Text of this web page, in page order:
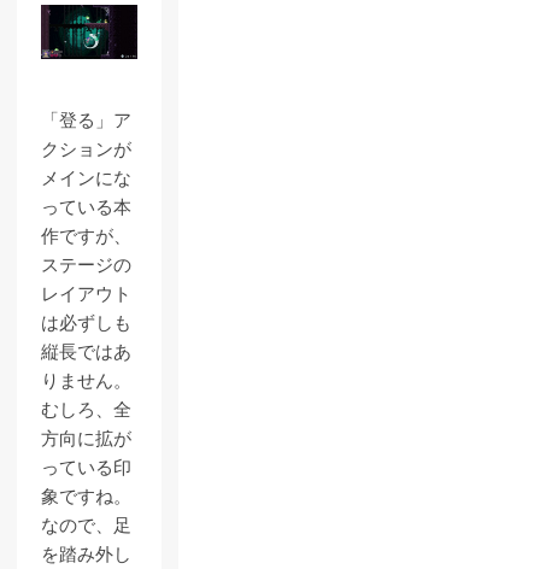
「登る」ア
クションが
メインにな
っている本
作ですが、
ステージの
レイアウト
は必ずしも
縦長ではあ
りません。
むしろ、全
方向に拡が
っている印
象ですね。
なので、足
を踏み外し